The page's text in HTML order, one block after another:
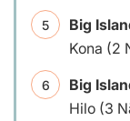
Big
Kona (2
Big
Hilo (3